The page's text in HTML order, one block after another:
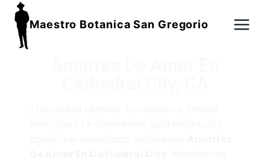
Maestro Botanica San Gregorio